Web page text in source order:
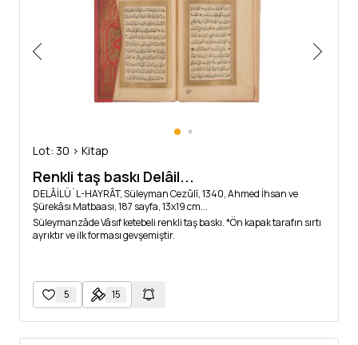
Lot: 30 > Kitap
Renkli taş baskı Delâil...
DELÂİLÜ´L-HAYRÂT, Süleyman Cezûlî, 1340, Ahmed İhsan ve
Şürekâsı Matbaası, 187 sayfa, 13x19 cm...
Süleymanzâde Vâsıf ketebeli renkli taş baskı. *Ön kapak tarafın sırtı
ayrıktır ve ilk forması gevşemiştir.
5 15